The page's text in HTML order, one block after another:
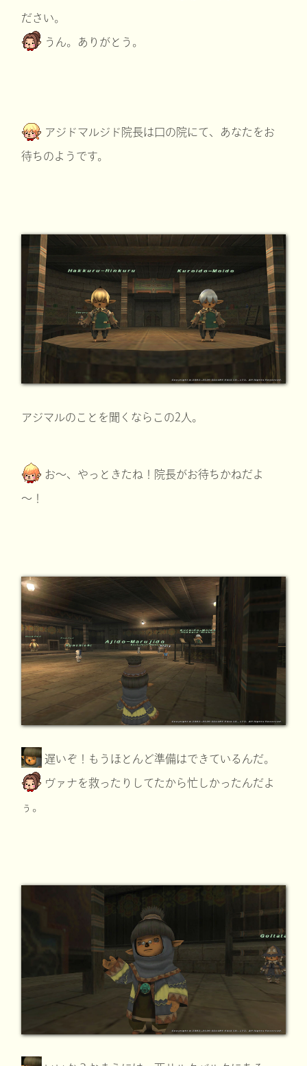
ださい。
うん。ありがとう。
アジドマルジド院長は口の院にて、あなたをお
待ちのようです。
アジマルのことを聞くならこの2人。
お～、やっときたね！院長がお待ちかねだよ
～！
遅いぞ！もうほとんど準備はできているんだ。
ヴァナを救ったりしてたから忙しかったんだよ
ぅ。